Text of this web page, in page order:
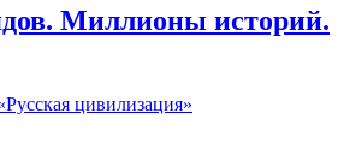
Миллионы историй.
цивилизация»